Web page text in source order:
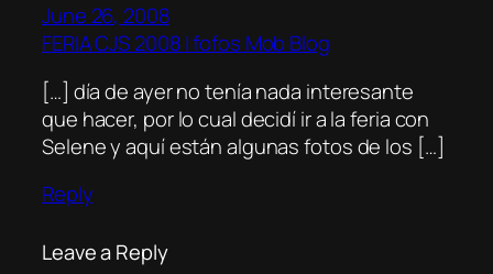
June 26, 2008
FERIA CJS 2008 | fofos Mob Blog
[…] día de ayer no tenía nada interesante
que hacer, por lo cual decidí ir a la feria con
Selene y aquí están algunas fotos de los […]
Reply
Leave a Reply